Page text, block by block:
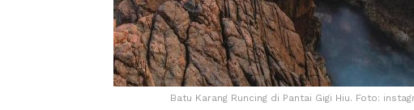
Batu Karang Runcing di Pantai Gigi Hiu. Foto: